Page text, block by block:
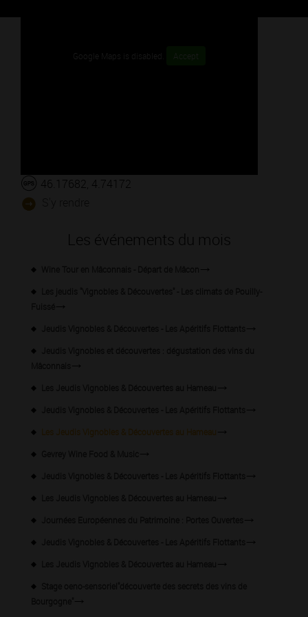
Google Maps is disabled. Accept
46.17682, 4.74172
Les événements du mois
Les Jeudis Vignobles & Découvertes au Hameau